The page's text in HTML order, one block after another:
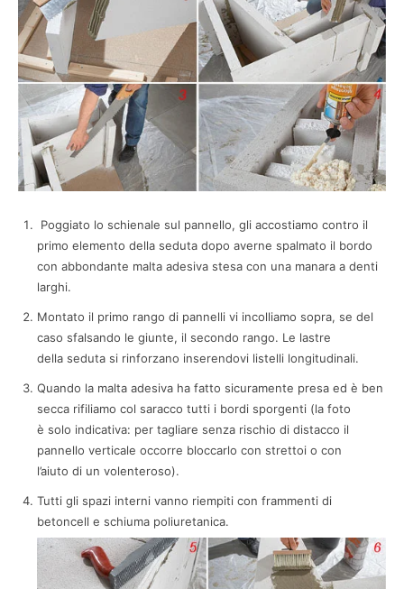
Poggiato lo schienale sul pannello, gli accostiamo contro il
primo elemento della seduta dopo averne spalmato il bordo
con abbondante malta adesiva stesa con una manara a denti
larghi.
Montato il primo rango di pannelli vi incolliamo sopra, se del
caso sfalsando le giunte, il secondo rango. Le lastre
della seduta si rinforzano inserendovi listelli longitudinali.
Quando la malta adesiva ha fatto sicuramente presa ed è ben
secca rifiliamo col saracco tutti i bordi sporgenti (la foto
è solo indicativa: per tagliare senza rischio di distacco il
pannello verticale occorre bloccarlo con strettoi o con
l’aiuto di un volenteroso).
Tutti gli spazi interni vanno riempiti con frammenti di
betoncell e schiuma poliuretanica.